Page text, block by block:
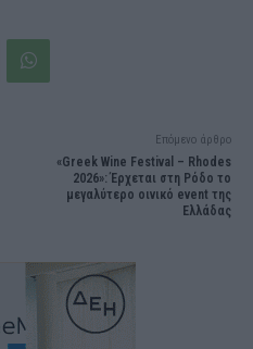
Επόμενο άρθρο
«Greek Wine Festival – Rhodes
2026»: Έρχεται στη Ρόδο το
μεγαλύτερο οινικό event της
Ελλάδας